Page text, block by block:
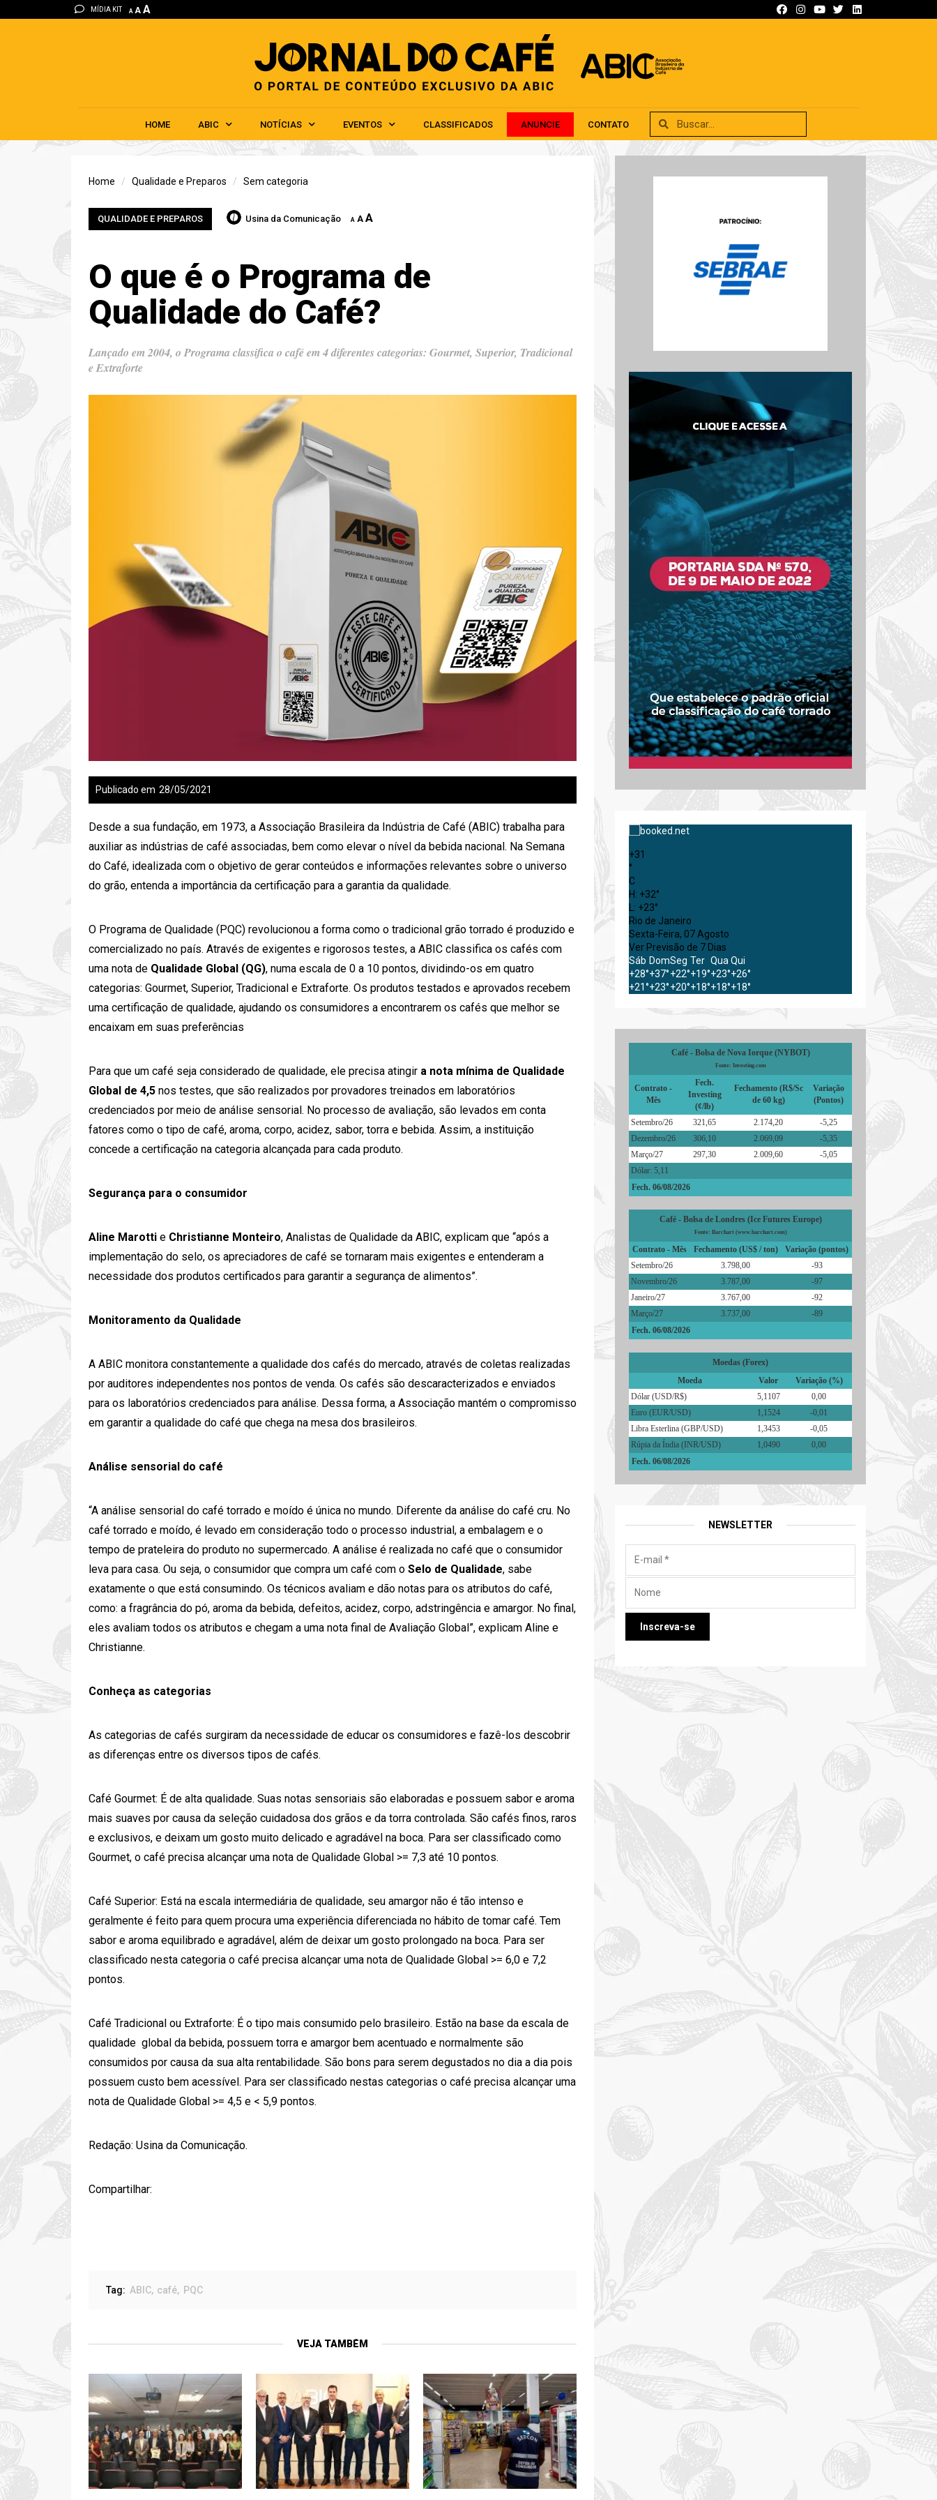
MÍDIA KIT A A A
HOME ABIC NOTÍCIAS EVENTOS CLASSIFICADOS ANUNCIE CONTATO
HOME ABIC NOTÍCIAS EVENTOS
+31
°
C
H: +32°
L: +23°
Rio de Janeiro
Sexta-Feira, 07 Agosto
Ver Previsão de 7 Dias
Sáb DomSeg Ter QuaQui
+28°+37°+22°+19°+23°+26°
+21°+23°+20°+18°+18°+18°
Café - Bolsa de Nova Iorque (NYBOT)
Fonte: Investing.com
Contrato -
Mês
Fech.
Investing
(¢/lb)
Fechamento (R$/Sc
de 60 kg)
Variação
(Pontos)
Setembro/26 321,65 2.174,20
-5,25
Dezembro/26
306,10 2.069,09
-5,35
Março/27
297,30 2.009,60
-5,05
Dólar: 5,11
Fech. 06/08/2026
Café - Bolsa de Londres (Ice Futures Europe)
Fonte: Barchart (www.barchart.com)
Contrato - Mês Fechamento (US$ / ton)
Variação (pontos)
Setembro/26
3.798,00
-93
Novembro/26
3.787,00
-97
Janeiro/27
3.767,00
-92
Março/27
3.737,00
-89
Fech. 06/08/2026
Moedas (Forex)
Moeda
Valor
Variação (%)
Dólar (USD/R$)
5,1107
0,00
Euro (EUR/USD)
1,1524
-0,01
Libra Esterlina (GBP/USD)
1,3453
-0,05
Rúpia da Índia (INR/USD)
1,0490
0,00
Fech. 06/08/2026
NEWSLETTER
Home Qualidade e Preparos Sem categoria
QUALIDADE E PREPAROS Usina da Comunicação A A A
O que é o Programa de
Qualidade do Café?
Lançado em 2004, o Programa classifica o café em 4 diferentes categorias: Gourmet, Superior, Tradicional
e Extraforte
28/05/2021
Publicado em
Desde a sua fundação, em 1973, a Associação Brasileira da Indústria de Café (ABIC) trabalha para
auxiliar as indústrias de café associadas, bem como elevar o nível da bebida nacional. Na Semana
do Café, idealizada com o objetivo de gerar conteúdos e informações relevantes sobre o universo
do grão, entenda a importância da certificação para a garantia da qualidade.
O Programa de Qualidade (PQC) revolucionou a forma como o tradicional grão torrado é produzido e
comercializado no país. Através de exigentes e rigorosos testes, a ABIC classifica os cafés com
uma nota de Qualidade Global (QG), numa escala de 0 a 10 pontos, dividindo-os em quatro
categorias: Gourmet, Superior, Tradicional e Extraforte. Os produtos testados e aprovados recebem
uma certificação de qualidade, ajudando os consumidores a encontrarem os cafés que melhor se
encaixam em suas preferências
Para que um café seja considerado de qualidade, ele precisa atingir a nota mínima de Qualidade
Global de 4,5 nos testes, que são realizados por provadores treinados em laboratórios
credenciados por meio de análise sensorial. No processo de avaliação, são levados em conta
fatores como o tipo de café, aroma, corpo, acidez, sabor, torra e bebida. Assim, a instituição
concede a certificação na categoria alcançada para cada produto.
Segurança para o consumidor
Aline Marotti e Christianne Monteiro, Analistas de Qualidade da ABIC, explicam que “após a
implementação do selo, os apreciadores de café se tornaram mais exigentes e entenderam a
necessidade dos produtos certificados para garantir a segurança de alimentos”.
Monitoramento da Qualidade
A ABIC monitora constantemente a qualidade dos cafés do mercado, através de coletas realizadas
por auditores independentes nos pontos de venda. Os cafés são descaracterizados e enviados
para os laboratórios credenciados para análise. Dessa forma, a Associação mantém o compromisso
em garantir a qualidade do café que chega na mesa dos brasileiros.
Análise sensorial do café
“A análise sensorial do café torrado e moído é única no mundo. Diferente da análise do café cru. No
café torrado e moído, é levado em consideração todo o processo industrial, a embalagem e o
tempo de prateleira do produto no supermercado. A análise é realizada no café que o consumidor
leva para casa. Ou seja, o consumidor que compra um café com o Selo de Qualidade, sabe
exatamente o que está consumindo. Os técnicos avaliam e dão notas para os atributos do café,
como: a fragrância do pó, aroma da bebida, defeitos, acidez, corpo, adstringência e amargor. No final,
eles avaliam todos os atributos e chegam a uma nota final de Avaliação Global”, explicam Aline e
Christianne.
Conheça as categorias
As categorias de cafés surgiram da necessidade de educar os consumidores e fazê-los descobrir
as diferenças entre os diversos tipos de cafés.
Café Gourmet: É de alta qualidade. Suas notas sensoriais são elaboradas e possuem sabor e aroma
mais suaves por causa da seleção cuidadosa dos grãos e da torra controlada. São cafés finos, raros
e exclusivos, e deixam um gosto muito delicado e agradável na boca. Para ser classificado como
Gourmet, o café precisa alcançar uma nota de Qualidade Global >= 7,3 até 10 pontos.
Café Superior: Está na escala intermediária de qualidade, seu amargor não é tão intenso e
geralmente é feito para quem procura uma experiência diferenciada no hábito de tomar café. Tem
sabor e aroma equilibrado e agradável, além de deixar um gosto prolongado na boca. Para ser
classificado nesta categoria o café precisa alcançar uma nota de Qualidade Global >= 6,0 e 7,2
pontos.
Café Tradicional ou Extraforte: É o tipo mais consumido pelo brasileiro. Estão na base da escala de
qualidade global da bebida, possuem torra e amargor bem acentuado e normalmente são
consumidos por causa da sua alta rentabilidade. São bons para serem degustados no dia a dia pois
possuem custo bem acessível. Para ser classificado nestas categorias o café precisa alcançar uma
nota de Qualidade Global >= 4,5 e < 5,9 pontos.
Redação: Usina da Comunicação.
Compartilhar:
Tag: ABIC café PQC
VEJA TAMBÉM